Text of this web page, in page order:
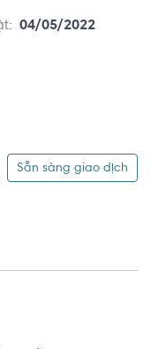
04/05/2022
Sẵn sàng giao dịch